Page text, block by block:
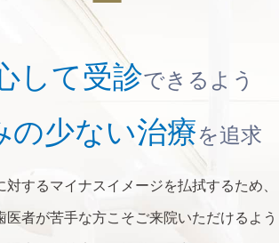
して受診できるよう
の少ない治療を追求
対するマイナスイメージを払拭するため、
医者が苦手な方こそご来院いただけるよう